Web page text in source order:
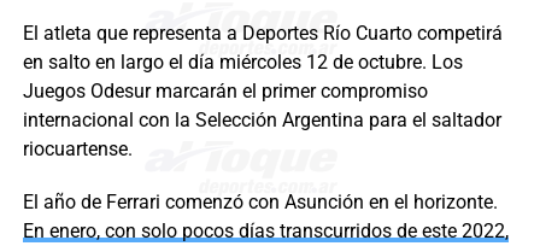
El atleta que representa a Deportes Río Cuarto competirá
en salto en largo el día miércoles 12 de octubre. Los
Juegos Odesur marcarán el primer compromiso
internacional con la Selección Argentina para el saltador
riocuartense.
El año de Ferrari comenzó con Asunción en el horizonte.
En enero, con solo pocos días transcurridos de este 2022,